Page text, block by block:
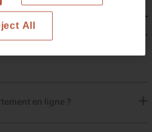
à Barcelone avec
en ligne ?
All